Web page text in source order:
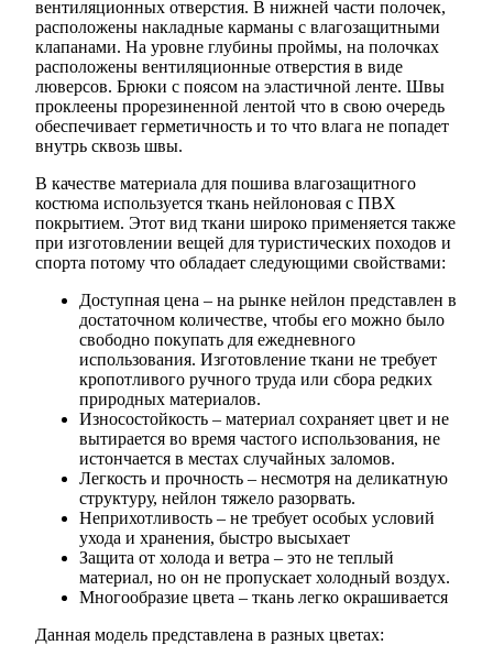
вентиляционных отверстия. В нижней части полочек,
расположены накладные карманы с влагозащитными
клапанами. На уровне глубины проймы, на полочках
расположены вентиляционные отверстия в виде
люверсов. Брюки с поясом на эластичной ленте. Швы
проклеены прорезиненной лентой что в свою очередь
обеспечивает герметичность и то что влага не попадет
внутрь сквозь швы.
В качестве материала для пошива влагозащитного
костюма используется ткань нейлоновая с ПВХ
покрытием. Этот вид ткани широко применяется также
при изготовлении вещей для туристических походов и
спорта потому что обладает следующими свойствами:
Доступная цена – на рынке нейлон представлен в
достаточном количестве, чтобы его можно было
свободно покупать для ежедневного
использования. Изготовление ткани не требует
кропотливого ручного труда или сбора редких
природных материалов.
Износостойкость – материал сохраняет цвет и не
вытирается во время частого использования, не
истончается в местах случайных заломов.
Легкость и прочность – несмотря на деликатную
структуру, нейлон тяжело разорвать.
Неприхотливость – не требует особых условий
ухода и хранения, быстро высыхает
Защита от холода и ветра – это не теплый
материал, но он не пропускает холодный воздух.
Многообразие цвета – ткань легко окрашивается
Данная модель представлена в разных цветах: